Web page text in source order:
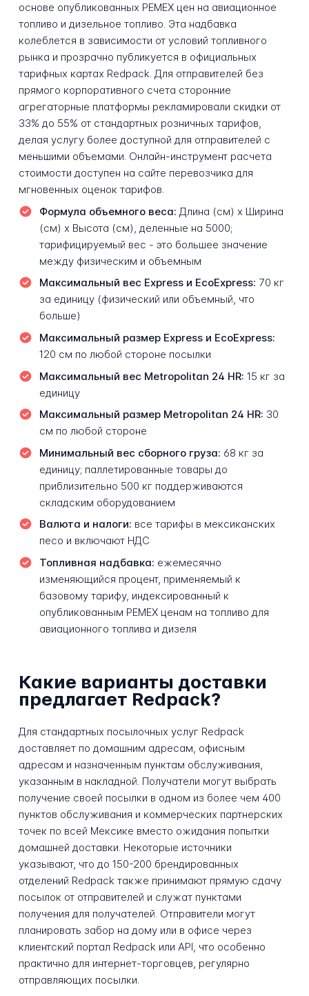
основе опубликованных PEMEX цен на авиационное
топливо и дизельное топливо. Эта надбавка
колеблется в зависимости от условий топливного
рынка и прозрачно публикуется в официальных
тарифных картах Redpack. Для отправителей без
прямого корпоративного счета сторонние
агрегаторные платформы рекламировали скидки от
33% до 55% от стандартных розничных тарифов,
делая услугу более доступной для отправителей с
меньшими объемами. Онлайн-инструмент расчета
стоимости доступен на сайте перевозчика для
мгновенных оценок тарифов.
Формула объемного веса: Длина (см) x Ширина
(см) x Высота (см), деленные на 5000;
тарифицируемый вес - это большее значение
между физическим и объемным
Максимальный вес Express и EcoExpress: 70 кг
за единицу (физический или объемный, что
больше)
Максимальный размер Express и EcoExpress:
120 см по любой стороне посылки
Максимальный вес Metropolitan 24 HR: 15 кг за
единицу
Максимальный размер Metropolitan 24 HR: 30
см по любой стороне
Минимальный вес сборного груза: 68 кг за
единицу; паллетированные товары до
приблизительно 500 кг поддерживаются
складским оборудованием
Валюта и налоги: все тарифы в мексиканских
песо и включают НДС
Топливная надбавка: ежемесячно
изменяющийся процент, применяемый к
базовому тарифу, индексированный к
опубликованным PEMEX ценам на топливо для
авиационного топлива и дизеля
Какие варианты доставки
предлагает Redpack?
Для стандартных посылочных услуг Redpack
доставляет по домашним адресам, офисным
адресам и назначенным пунктам обслуживания,
указанным в накладной. Получатели могут выбрать
получение своей посылки в одном из более чем 400
пунктов обслуживания и коммерческих партнерских
точек по всей Мексике вместо ожидания попытки
домашней доставки. Некоторые источники
указывают, что до 150-200 брендированных
отделений Redpack также принимают прямую сдачу
посылок от отправителей и служат пунктами
получения для получателей. Отправители могут
планировать забор на дому или в офисе через
клиентский портал Redpack или API, что особенно
практично для интернет-торговцев, регулярно
отправляющих посылки.